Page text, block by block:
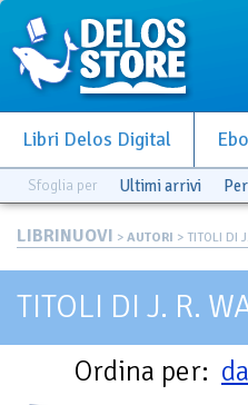
Libri Delos Digital
Sfoglia per Ultimi arrivi
LIBRINUOVI > AUTORI > TITOLI DI
TITOLI DI J. R.
Ordina per: